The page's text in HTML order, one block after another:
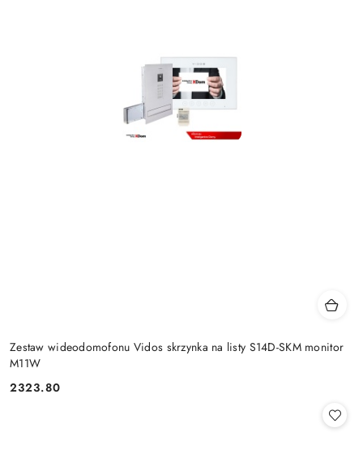
Zestaw wideodomofonu Vidos skrzynka na listy S14D-SKM monitor
M11W
Cena:
2323.80